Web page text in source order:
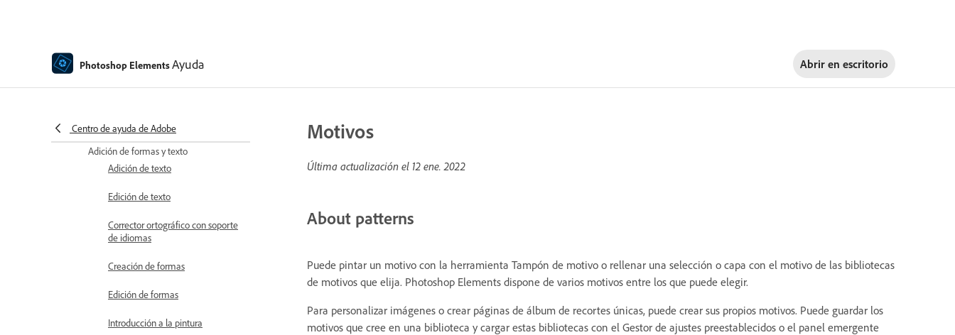
Photoshop ElementsAyuda Abrir en escritorio
Centro de ayuda de Adobe
Superposiciones en movimiento
Moviendo fotos
Adición de formas y texto
Adición de texto
Edición de texto
Corrector ortográfico con soporte
de idiomas
Creación de formas
Edición de formas
Introducción a la pintura
Motivos
Última actualización el 12 ene. 2022
About patterns
Puede pintar un motivo con la herramienta Tampón de motivo o rellenar una selección o capa con el motivo de las bibliotecas
de motivos que elija. Photoshop Elements dispone de varios motivos entre los que puede elegir.
Para personalizar imágenes o crear páginas de álbum de recortes únicas, puede crear sus propios motivos. Puede guardar los
motivos que cree en una biblioteca y cargar estas bibliotecas con el Gestor de ajustes preestablecidos o el panel emergente